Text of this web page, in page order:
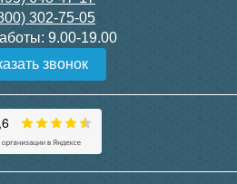
Конвектор ITT.080.200.1000
с решеткой GRILL.SGW-20-
Подробнее
302-75-05
9.00-19.00
звонок